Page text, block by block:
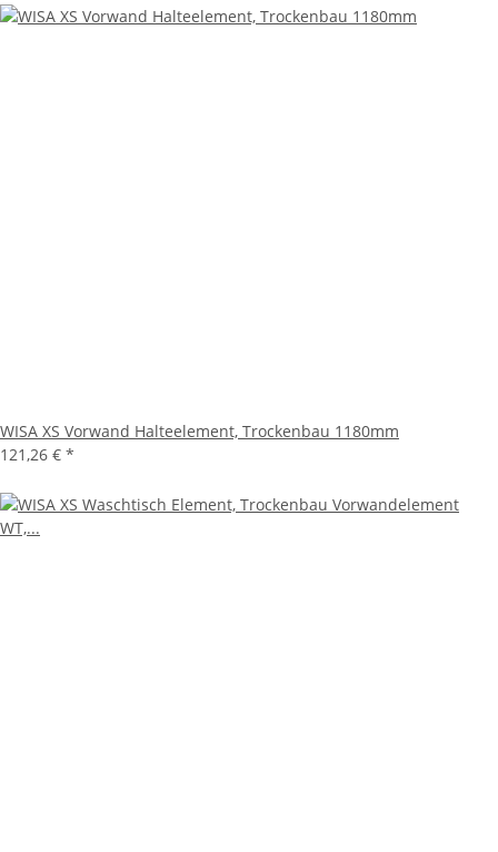
WISA XS Vorwand Halteelement, Trockenbau 1180mm
121,26 € *